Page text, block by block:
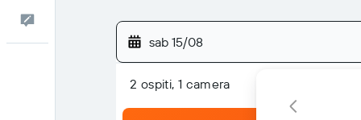
sab 15/08
2 ospiti, 1 camera